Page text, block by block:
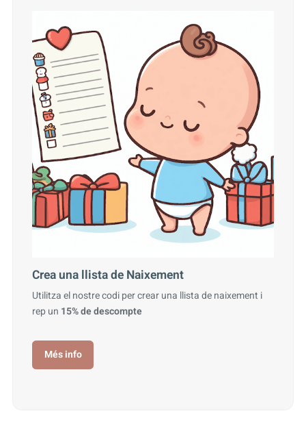
Crea una llista de Naixement
Utilitza el nostre codi per crear una llista de naixement i
rep un 15% de descompte
Més info